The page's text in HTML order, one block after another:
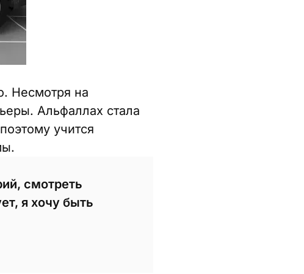
Несмотря на
Альфаллах стала
учится
смотреть
я хочу быть